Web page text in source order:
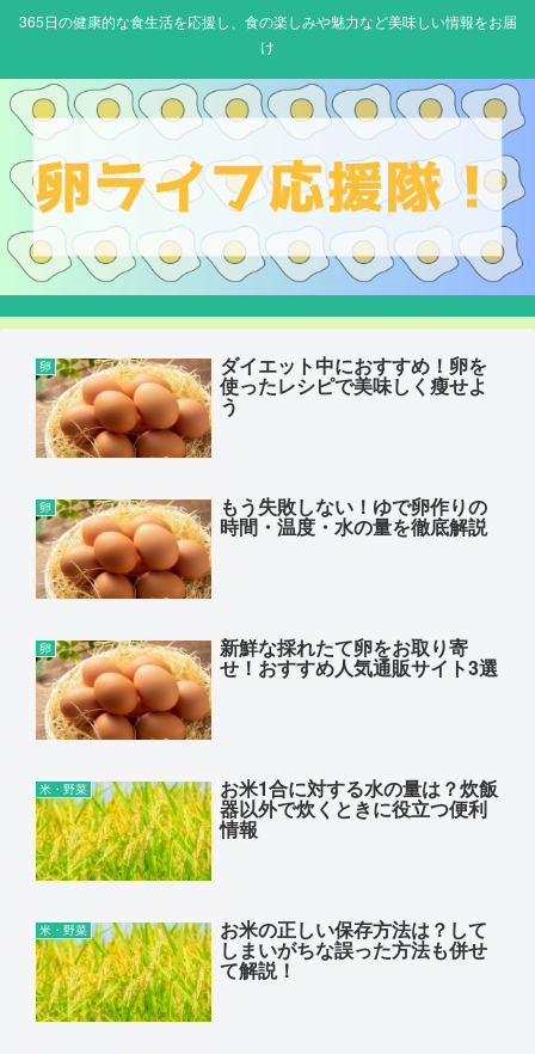
365日の健康的な食生活を応援し、食の楽しみや魅力など美味しい情報をお届
け
卵 ダイエット中におすすめ！卵を
使ったレシピで美味しく瘦せよ
う
卵 もう失敗しない！ゆで卵作りの
時間・温度・水の量を徹底解説
卵 新鮮な採れたて卵をお取り寄
せ！おすすめ人気通販サイト3選
米・野菜 お米1合に対する水の量は？炊飯
器以外で炊くときに役立つ便利
情報
米・野菜 お米の正しい保存方法は？して
しまいがちな誤った方法も併せ
て解説！